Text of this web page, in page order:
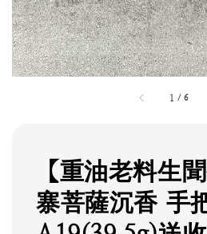
1 /6
【重油老料生
寨菩薩沉香 手